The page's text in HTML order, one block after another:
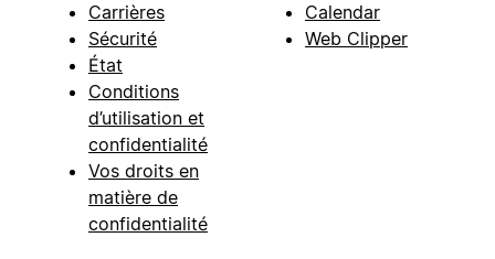
Carrières
Sécurité
État
Conditions
d’utilisation et
confidentialité
Vos droits en
matière de
confidentialité
Calendar
Web Clipper